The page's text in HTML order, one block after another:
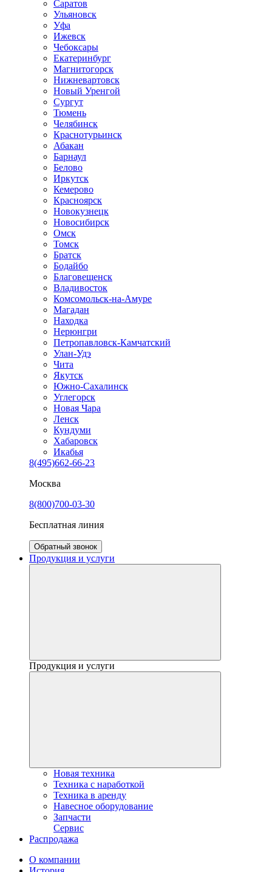
Саратов
Ульяновск
Уфа
Ижевск
Чебоксары
Екатеринбург
Магнитогорск
Нижневартовск
Новый Уренгой
Сургут
Тюмень
Челябинск
Краснотурьинск
Абакан
Барнаул
Белово
Иркутск
Кемерово
Красноярск
Новокузнецк
Новосибирск
Омск
Томск
Братск
Бодайбо
Благовещенск
Владивосток
Комсомольск-на-Амуре
Магадан
Находка
Нерюнгри
Петропавловск-Камчатский
Улан-Удэ
Чита
Якутск
Южно-Сахалинск
Углегорск
Новая Чара
Ленск
Кундуми
Хабаровск
Икабья
8(495)662-66-23
Москва
8(800)700-03-30
Бесплатная линия
Обратный звонок
Продукция и услуги
Продукция и услуги
Новая техника
Техника с наработкой
Техника в аренду
Навесное оборудование
Запчасти
Сервис
Распродажа
О компании